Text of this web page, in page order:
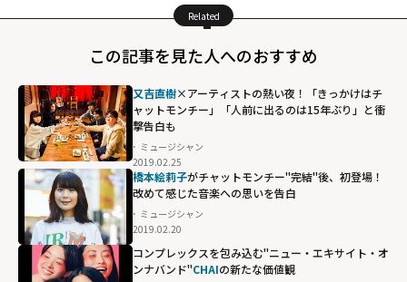
Related
この記事を見た人へのおすすめ
又吉直樹×アーティストの熱い夜！「きっかけはチ
ャットモンチー」「人前に出るのは15年ぶり」と衝
撃告白も
ミュージシャン
2019.02.25
橋本絵莉子がチャットモンチー"完結"後、初登場！
改めて感じた音楽への思いを告白
ミュージシャン
2019.02.20
コンプレックスを包み込む"ニュー・エキサイト・オ
ンナバンド"CHAIの新たな価値観